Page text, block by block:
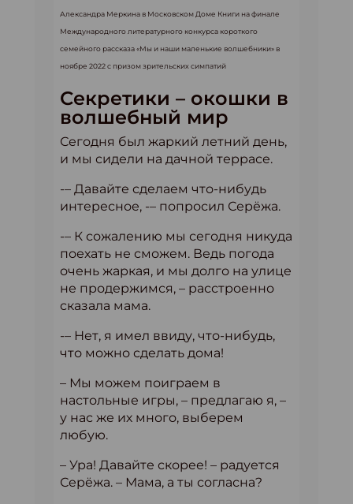
Александра Меркина в Московском Доме Книги на финале
Международного литературного конкурса короткого
семейного рассказа «Мы и наши маленькие волшебники» в
ноябре 2022 с призом зрительских симпатий
Секретики – окошки в
волшебный мир
Сегодня был жаркий летний день,
и мы сидели на дачной террасе.
-– Давайте сделаем что-нибудь
интересное, -– попросил Серёжа.
-– К сожалению мы сегодня никуда
поехать не сможем. Ведь погода
очень жаркая, и мы долго на улице
не продержимся, – расстроенно
сказала мама.
-– Нет, я имел ввиду, что-нибудь,
что можно сделать дома!
– Мы можем поиграем в
настольные игры, – предлагаю я, –
у нас же их много, выберем
любую.
– Ура! Давайте скорее! – радуется
Серёжа. – Мама, а ты согласна?